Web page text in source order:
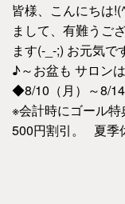
皆様、こんにちは
まして、有難うご
ます(-_-;) お元気
♪～お盆も サロン
◆8/10（月）～8/
※会計時にゴール
500円割引。 夏季